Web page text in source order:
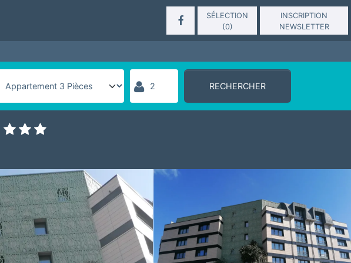
SÉLECTION
(0)
INSCRIPTION
NEWSLETTER
RECHERCHER